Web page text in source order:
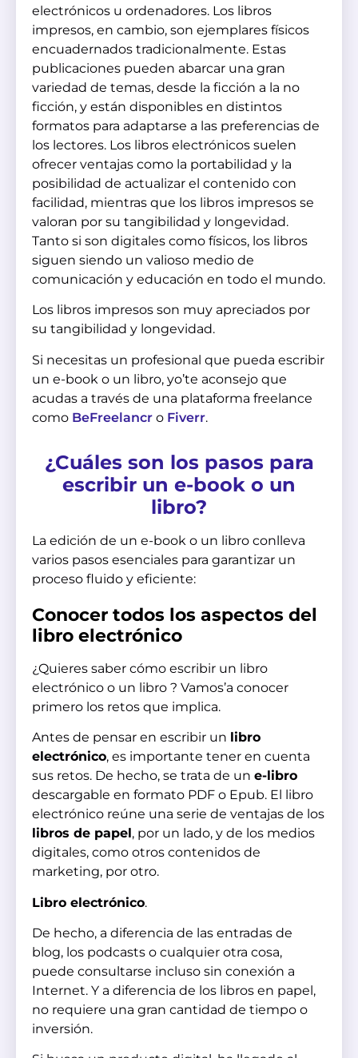
electrónicos u ordenadores. Los libros
impresos, en cambio, son ejemplares físicos
encuadernados tradicionalmente. Estas
publicaciones pueden abarcar una gran
variedad de temas, desde la ficción a la no
ficción, y están disponibles en distintos
formatos para adaptarse a las preferencias de
los lectores. Los libros electrónicos suelen
ofrecer ventajas como la portabilidad y la
posibilidad de actualizar el contenido con
facilidad, mientras que los libros impresos se
valoran por su tangibilidad y longevidad.
Tanto si son digitales como físicos, los libros
siguen siendo un valioso medio de
comunicación y educación en todo el mundo.
Los libros impresos son muy apreciados por
su tangibilidad y longevidad.
Si necesitas un profesional que pueda escribir
un e-book o un libro, yo’te aconsejo que
acudas a través de una plataforma freelance
como BeFreelancr o Fiverr.
¿Cuáles son los pasos para
escribir un e-book o un
libro?
La edición de un e-book o un libro conlleva
varios pasos esenciales para garantizar un
proceso fluido y eficiente:
Conocer todos los aspectos del
libro electrónico
¿Quieres saber cómo escribir un libro
electrónico o un libro ? Vamos’a conocer
primero los retos que implica.
Antes de pensar en escribir un libro
electrónico, es importante tener en cuenta
sus retos. De hecho, se trata de un e-libro
descargable en formato PDF o Epub. El libro
electrónico reúne una serie de ventajas de los
libros de papel, por un lado, y de los medios
digitales, como otros contenidos de
marketing, por otro.
Libro electrónico.
De hecho, a diferencia de las entradas de
blog, los podcasts o cualquier otra cosa,
puede consultarse incluso sin conexión a
Internet. Y a diferencia de los libros en papel,
no requiere una gran cantidad de tiempo o
inversión.